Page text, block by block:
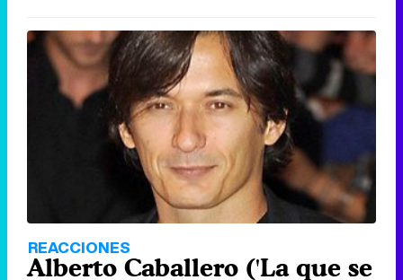
REACCIONES
Alberto Caballero ('La que se